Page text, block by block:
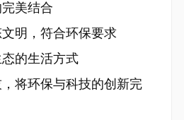
美结合
明，符合环保要求
的生活方式
将环保与科技的创新完